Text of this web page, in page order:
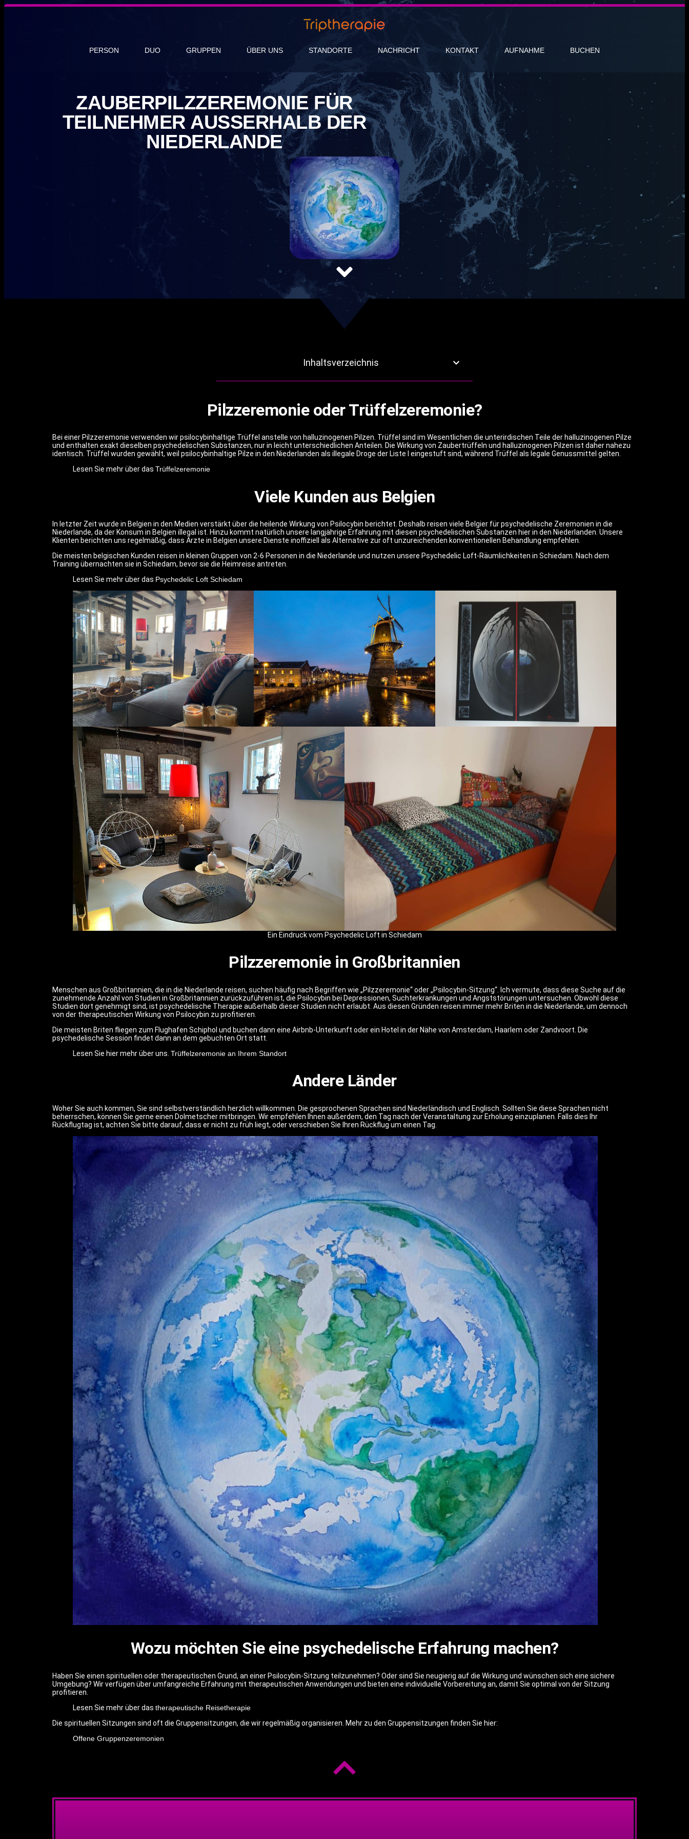
PERSON DUO GRUPPEN ÜBER UNS STANDORTE NACHRICHT KONTAKT AUFNAHME BUCHEN
ZAUBERPILZZEREMONIE FÜR
TEILNEHMER AUSSERHALB DER N
IEDERLANDE
Inhaltsverzeichnis
Pilzzeremonie oder Trüffelzeremonie?
Bei einer Pilzzeremonie verwenden wir psilocybinhaltige Trüffel anstelle von halluzinogenen Pilzen. Trüffel sind im Wesentlichen die unterirdischen Teile der halluzinogenen Pilze
und enthalten exakt dieselben psychedelischen Substanzen, nur in leicht unterschiedlichen Anteilen. Die Wirkung von Zaubertrüffeln und halluzinogenen Pilzen ist daher nahezu
identisch. Trüffel wurden gewählt, weil psilocybinhaltige Pilze in den Niederlanden als illegale Droge der Liste I eingestuft sind, während Trüffel als legale Genussmittel gelten.
Lesen Sie mehr über das Trüffelzeremonie
Viele Kunden aus Belgien
In letzter Zeit wurde in Belgien in den Medien verstärkt über die heilende Wirkung von Psilocybin berichtet. Deshalb reisen viele Belgier für psychedelische Zeremonien in die
Niederlande, da der Konsum in Belgien illegal ist. Hinzu kommt natürlich unsere langjährige Erfahrung mit diesen psychedelischen Substanzen hier in den Niederlanden. Unsere
Klienten berichten uns regelmäßig, dass Ärzte in Belgien unsere Dienste inoffiziell als Alternative zur oft unzureichenden konventionellen Behandlung empfehlen.
Die meisten belgischen Kunden reisen in kleinen Gruppen von 2-6 Personen in die Niederlande und nutzen unsere Psychedelic Loft-Räumlichkeiten in Schiedam. Nach dem
Training übernachten sie in Schiedam, bevor sie die Heimreise antreten.
Lesen Sie mehr über das Psychedelic Loft Schiedam
Ein Eindruck vom Psychedelic Loft in Schiedam
Pilzzeremonie in Großbritannien
Menschen aus Großbritannien, die in die Niederlande reisen, suchen häufig nach Begriffen wie „Pilzzeremonie“ oder „Psilocybin-Sitzung“. Ich vermute, dass diese Suche auf die
zunehmende Anzahl von Studien in Großbritannien zurückzuführen ist, die Psilocybin bei Depressionen, Suchterkrankungen und Angststörungen untersuchen. Obwohl diese
Studien dort genehmigt sind, ist psychedelische Therapie außerhalb dieser Studien nicht erlaubt. Aus diesen Gründen reisen immer mehr Briten in die Niederlande, um dennoch
von der therapeutischen Wirkung von Psilocybin zu profitieren.
Die meisten Briten fliegen zum Flughafen Schiphol und buchen dann eine Airbnb-Unterkunft oder ein Hotel in der Nähe von Amsterdam, Haarlem oder Zandvoort. Die
psychedelische Session findet dann an dem gebuchten Ort statt.
Lesen Sie hier mehr über uns. Trüffelzeremonie an Ihrem Standort
Andere Länder
Woher Sie auch kommen, Sie sind selbstverständlich herzlich willkommen. Die gesprochenen Sprachen sind Niederländisch und Englisch. Sollten Sie diese Sprachen nicht
beherrschen, können Sie gerne einen Dolmetscher mitbringen. Wir empfehlen Ihnen außerdem, den Tag nach der Veranstaltung zur Erholung einzuplanen. Falls dies Ihr
Rückflugtag ist, achten Sie bitte darauf, dass er nicht zu früh liegt, oder verschieben Sie Ihren Rückflug um einen Tag.
Wozu möchten Sie eine psychedelische Erfahrung machen?
Haben Sie einen spirituellen oder therapeutischen Grund, an einer Psilocybin-Sitzung teilzunehmen? Oder sind Sie neugierig auf die Wirkung und wünschen sich eine sichere
Umgebung? Wir verfügen über umfangreiche Erfahrung mit therapeutischen Anwendungen und bieten eine individuelle Vorbereitung an, damit Sie optimal von der Sitzung
profitieren.
Lesen Sie mehr über das therapeutische Reisetherapie
Die spirituellen Sitzungen sind oft die Gruppensitzungen, die wir regelmäßig organisieren. Mehr zu den Gruppensitzungen finden Sie hier:
Offene Gruppenzeremonien